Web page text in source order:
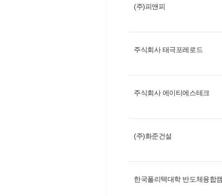
(주)피앤피
주식회사 태극포레로드
주식회사 에이티에스테크
(주)화준건설
한국폴리텍대학 반도체융합